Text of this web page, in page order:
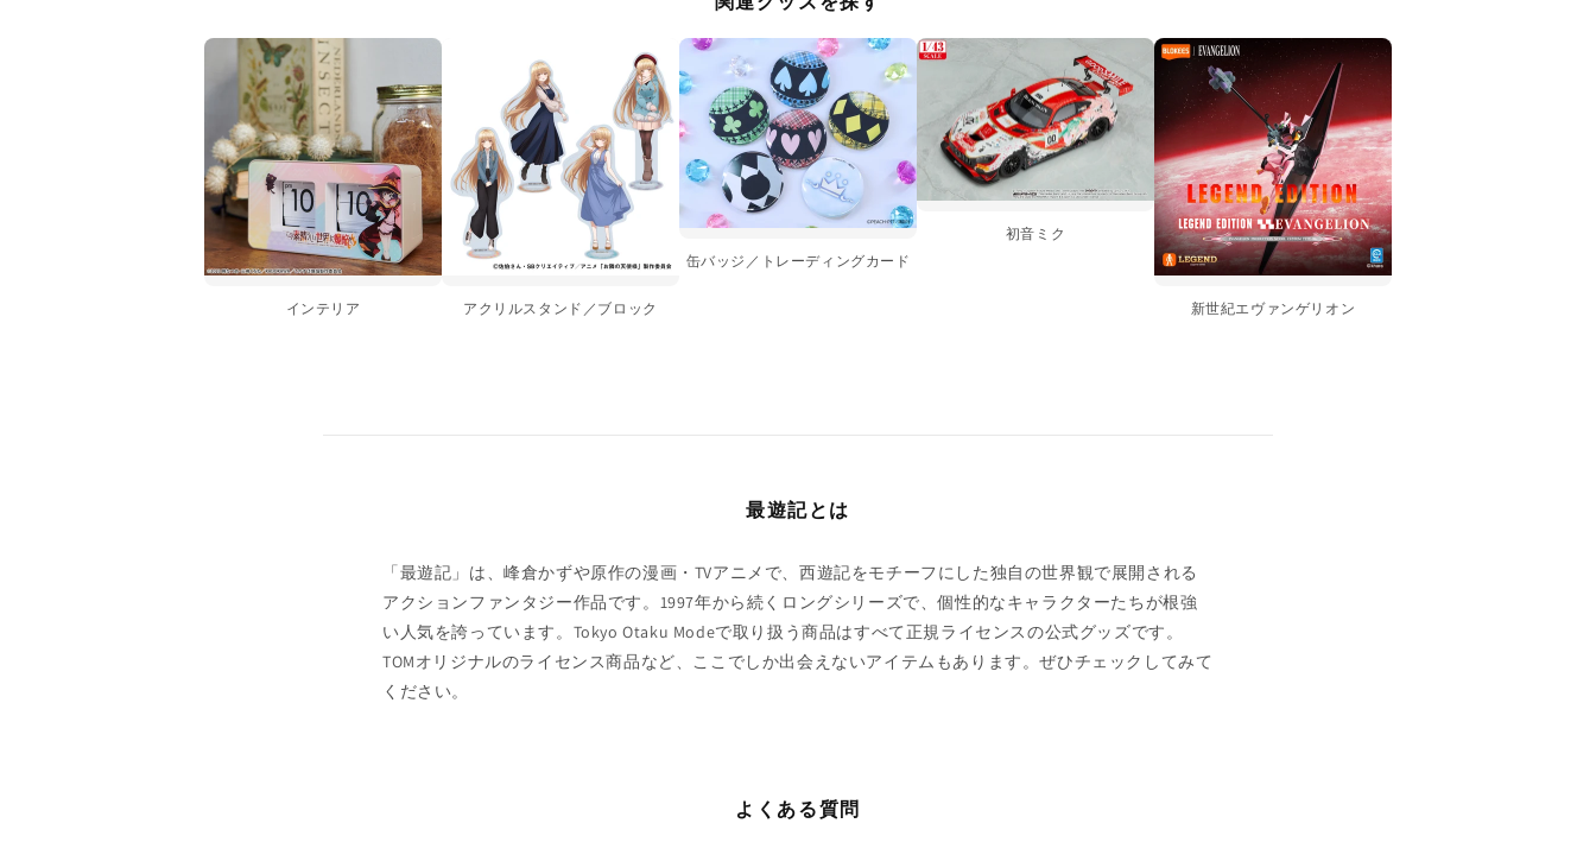
インテリア アクリルスタンド／ブロック
缶バッジ／トレーディングカード
初音ミク
新世紀エヴァンゲリオン
最遊記とは
「最遊記」は、峰倉かずや原作の漫画・TVアニメで、西遊記をモチーフにした独自の世界観で展開される
アクションファンタジー作品です。1997年から続くロングシリーズで、個性的なキャラクターたちが根強
い人気を誇っています。Tokyo Otaku Modeで取り扱う商品はすべて正規ライセンスの公式グッズです。
TOMオリジナルのライセンス商品など、ここでしか出会えないアイテムもあります。ぜひチェックしてみて
ください。
よくある質問